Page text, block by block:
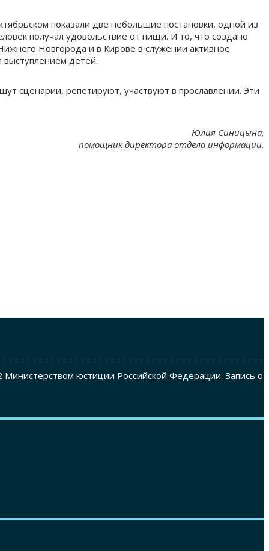
показали две небольшие постановки, одной из
получал удовольствие от пищи. И то, что создано
Новгорода и в Кирове в служении активное
детей.
сценарии, репетируют, участвуют в прославлении. Эти
Юлия Синицына,
помощник директора отдела информации.
юстиции Российской Федерации. Запись о